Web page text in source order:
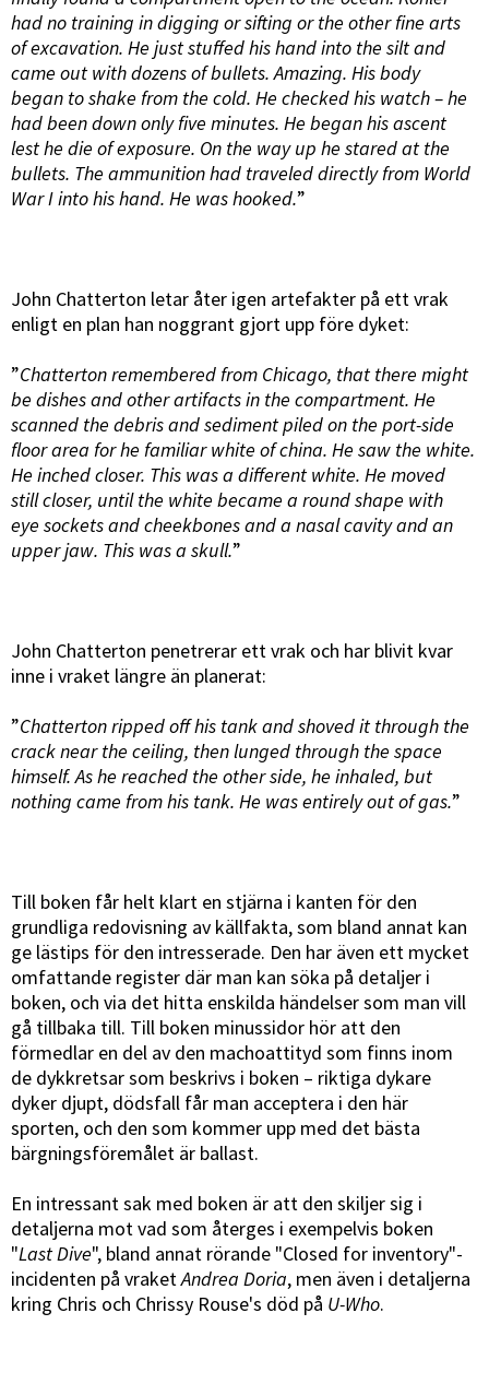
had no training in digging or sifting or the other fine arts
of excavation. He just stuffed his hand into the silt and
came out with dozens of bullets. Amazing. His body
began to shake from the cold. He checked his watch – he
had been down only five minutes. He began his ascent
lest he die of exposure. On the way up he stared at the
bullets. The ammunition had traveled directly from World
War I into his hand. He was hooked.”
John Chatterton letar åter igen artefakter på ett vrak
enligt en plan han noggrant gjort upp före dyket:
”Chatterton remembered from Chicago, that there might
be dishes and other artifacts in the compartment. He
scanned the debris and sediment piled on the port-side
floor area for he familiar white of china. He saw the white.
He inched closer. This was a different white. He moved
still closer, until the white became a round shape with
eye sockets and cheekbones and a nasal cavity and an
upper jaw. This was a skull.”
John Chatterton penetrerar ett vrak och har blivit kvar
inne i vraket längre än planerat:
”Chatterton ripped off his tank and shoved it through the
crack near the ceiling, then lunged through the space
himself. As he reached the other side, he inhaled, but
nothing came from his tank. He was entirely out of gas.”
Till boken får helt klart en stjärna i kanten för den
grundliga redovisning av källfakta, som bland annat kan
ge lästips för den intresserade. Den har även ett mycket
omfattande register där man kan söka på detaljer i
boken, och via det hitta enskilda händelser som man vill
gå tillbaka till. Till boken minussidor hör att den
förmedlar en del av den machoattityd som finns inom
de dykkretsar som beskrivs i boken – riktiga dykare
dyker djupt, dödsfall får man acceptera i den här
sporten, och den som kommer upp med det bästa
bärgningsföremålet är ballast.
En intressant sak med boken är att den skiljer sig i
detaljerna mot vad som återges i exempelvis boken
"Last Dive", bland annat rörande "Closed for inventory"-
incidenten på vraketAndrea Doria, men även i detaljerna
kring Chris och Chrissy Rouse's död på U-Who.